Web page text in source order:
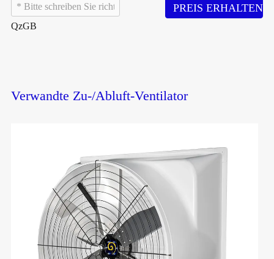
QzGB
PREIS ERHALTEN
Verwandte Zu-/Abluft-Ventilator